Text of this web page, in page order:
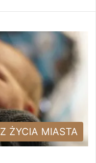
Z ŻYCIA MIASTA